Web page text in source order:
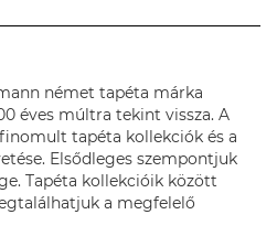
német tapéta márka
éves múltra tekint vissza. A
tapéta kollekciók és a
Elsődleges szempontjuk
Tapéta kollekcióik között
a megfelelő